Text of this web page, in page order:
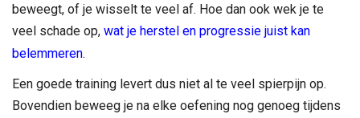
beweegt, of je wisselt te veel af. Hoe dan ook wek je te
veel schade op, wat je herstel en progressie juist kan
belemmeren.
Een goede training levert dus niet al te veel spierpijn op.
Bovendien beweeg je na elke oefening nog genoeg tijdens